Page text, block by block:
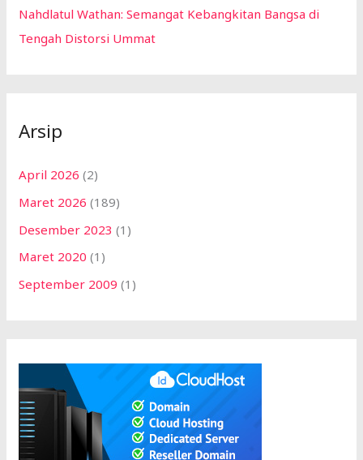
Nahdlatul Wathan: Semangat Kebangkitan Bangsa di
Tengah Distorsi Ummat
Arsip
April 2026 (2)
Maret 2026 (189)
Desember 2023 (1)
Maret 2020 (1)
September 2009 (1)